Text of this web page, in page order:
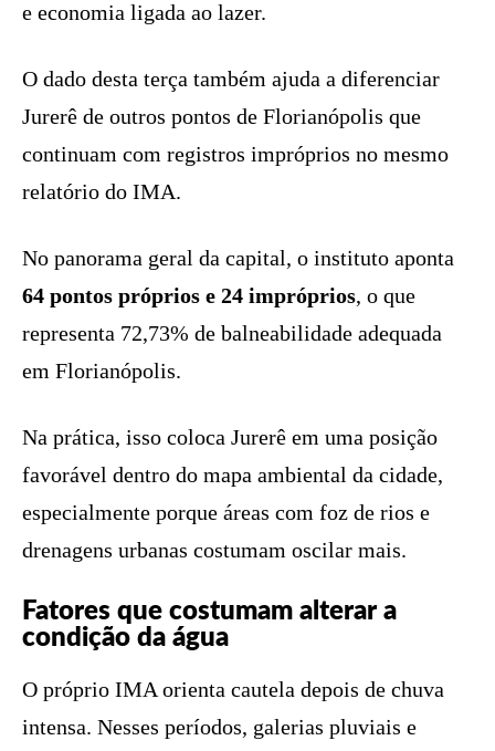
e economia ligada ao lazer.
O dado desta terça também ajuda a diferenciar
Jurerê de outros pontos de Florianópolis que
continuam com registros impróprios no mesmo
relatório do IMA.
No panorama geral da capital, o instituto aponta
64 pontos próprios e 24 impróprios, o que
representa 72,73% de balneabilidade adequada
em Florianópolis.
Na prática, isso coloca Jurerê em uma posição
favorável dentro do mapa ambiental da cidade,
especialmente porque áreas com foz de rios e
drenagens urbanas costumam oscilar mais.
Fatores que costumam alterar a
condição da água
O próprio IMA orienta cautela depois de chuva
intensa. Nesses períodos, galerias pluviais e